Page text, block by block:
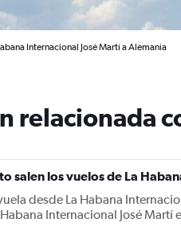
Internacional José Martí a Alemania
relacionada
salen los vuelos de La
desde La Habana
Internacional José